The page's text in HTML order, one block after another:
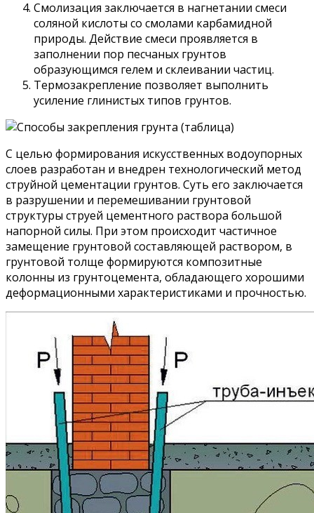
Смолизация заключается в нагнетании смеси
соляной кислоты со смолами карбамидной
природы. Действие смеси проявляется в
заполнении пор песчаных грунтов
образующимся гелем и склеивании частиц.
Термозакрепление позволяет выполнить
усиление глинистых типов грунтов.
С целью формирования искусственных водоупорных
слоев разработан и внедрен технологический метод
струйной цементации грунтов. Суть его заключается
в разрушении и перемешивании грунтовой
структуры струей цементного раствора большой
напорной силы. При этом происходит частичное
замещение грунтовой составляющей раствором, в
грунтовой толще формируются композитные
колонны из грунтоцемента, обладающего хорошими
деформационными характеристиками и прочностью.